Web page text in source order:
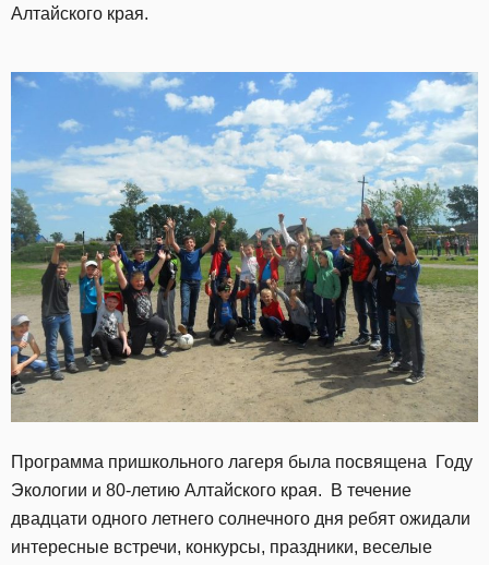
Алтайского края.
Программа пришкольного лагеря была посвящена Году
Экологии и 80-летию Алтайского края. В течение
двадцати одного летнего солнечного дня ребят ожидали
интересные встречи, конкурсы, праздники, веселые